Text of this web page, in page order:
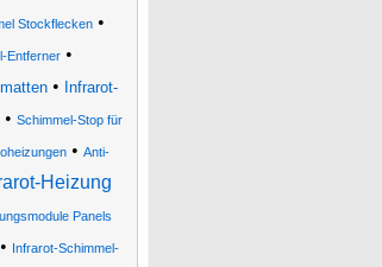
Stockflecken •
Entferner •
• Infrarot-
• Schimmel-Stop für
• Anti-
Heizung
Panels
• Infrarot-Schimmel-